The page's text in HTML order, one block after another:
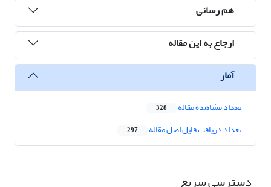
هم رسانی
ارجاع به این مقاله
آمار
تعداد مشاهده مقاله 328
تعداد دریافت فایل اصل مقاله 297
دسترسی سریع